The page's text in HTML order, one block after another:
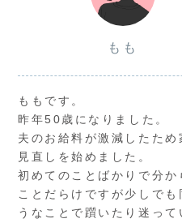
もも
ももです。
昨年50歳になりました。
夫のお給料が激減したため
見直しを始めました。
初めてのことばかりで分か
ことだらけですが少しでも
うなことで躓いたり迷って